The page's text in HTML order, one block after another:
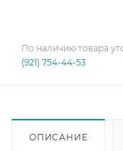
По наличию товара
(921) 754-44-53
ОПИСАНИЕ